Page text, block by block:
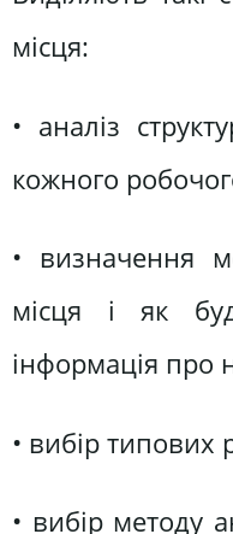
місця:
• аналіз
кожного
• визначення
місця і як
інформація про
• вибір типових
• вибір методу